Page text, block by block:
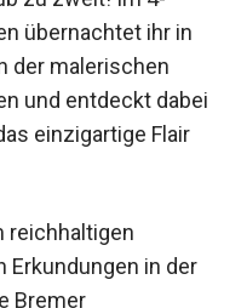
übernachtet ihr in
der malerischen
und entdeckt
das einzigartige
in der